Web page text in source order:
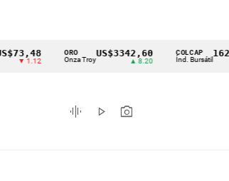
Cintillo
indicadores
económicos
ORO
Onza Troy
US$3342,60 COLCAP
Índ. Bursátil
1621,34
graphic_eq play_arrow photo_camera